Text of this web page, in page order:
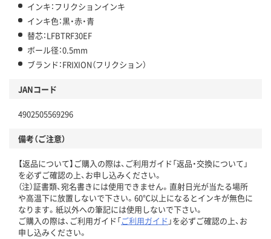
インキ：フリクションインキ
インキ色：黒・赤・青
替芯：LFBTRF30EF
ボール径：0.5mm
ブランド：FRIXION（フリクション）
JANコード
4902505569296
備考（ご注意）
【返品について】ご購入の際は、ご利用ガイド「返品・交換について」
を必ずご確認の上、お申し込みください。
（注）証書類、宛名書きには使用できません。直射日光が当たる場所
や高温下に放置しないで下さい。60℃以上になるとインキが無色に
なります。紙以外への筆記には使用しないで下さい。
ご購入の際は、ご利用ガイド「ご利用ガイド 」を必ずご確認の上、お
申し込みください。